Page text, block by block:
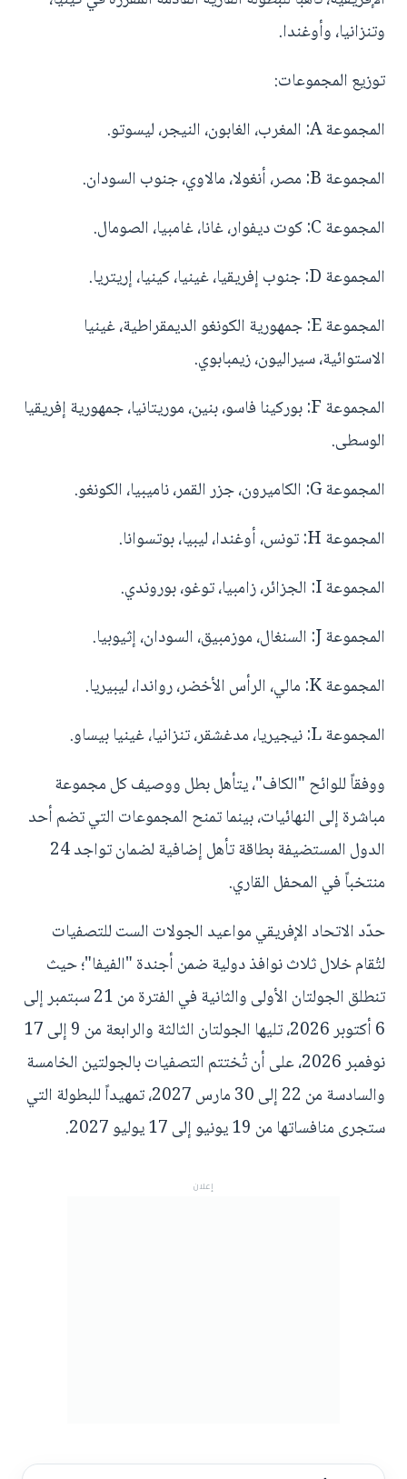
وتنزانيا، وأوغندا.
توزيع المجموعات:
المجموعة A: المغرب، الغابون، النيجر، ليسوتو.
المجموعة B: مصر، أنغولا، مالاوي، جنوب السودان.
المجموعة C: كوت ديفوار، غانا، غامبيا، الصومال.
المجموعة D: جنوب إفريقيا، غينيا، كينيا، إريتريا.
المجموعة E: جمهورية الكونغو الديمقراطية، غينيا
الاستوائية، سيراليون، زيمبابوي.
المجموعة F: بوركينا فاسو، بنين، موريتانيا، جمهورية إفريقيا
الوسطى.
المجموعة G: الكاميرون، جزر القمر، ناميبيا، الكونغو.
المجموعة H: تونس، أوغندا، ليبيا، بوتسوانا.
المجموعة I: الجزائر، زامبيا، توغو، بوروندي.
المجموعة J: السنغال، موزمبيق، السودان، إثيوبيا.
المجموعة K: مالي، الرأس الأخضر، رواندا، ليبيريا.
المجموعة L: نيجيريا، مدغشقر، تنزانيا، غينيا بيساو.
ووفقاً للوائح "الكاف"، يتأهل بطل ووصيف كل مجموعة
مباشرة إلى النهائيات، بينما تمنح المجموعات التي تضم أحد
الدول المستضيفة بطاقة تأهل إضافية لضمان تواجد 24
منتخباً في المحفل القاري.
حدّد الاتحاد الإفريقي مواعيد الجولات الست للتصفيات
لتُقام خلال ثلاث نوافذ دولية ضمن أجندة "الفيفا"؛ حيث
تنطلق الجولتان الأولى والثانية في الفترة من 21 سبتمبر إلى
6 أكتوبر 2026، تليها الجولتان الثالثة والرابعة من 9 إلى 17
نوفمبر 2026، على أن تُختتم التصفيات بالجولتين الخامسة
والسادسة من 22 إلى 30 مارس 2027، تمهيداً للبطولة التي
ستجرى منافساتها من 19 يونيو إلى 17 يوليو 2027.
إعلان